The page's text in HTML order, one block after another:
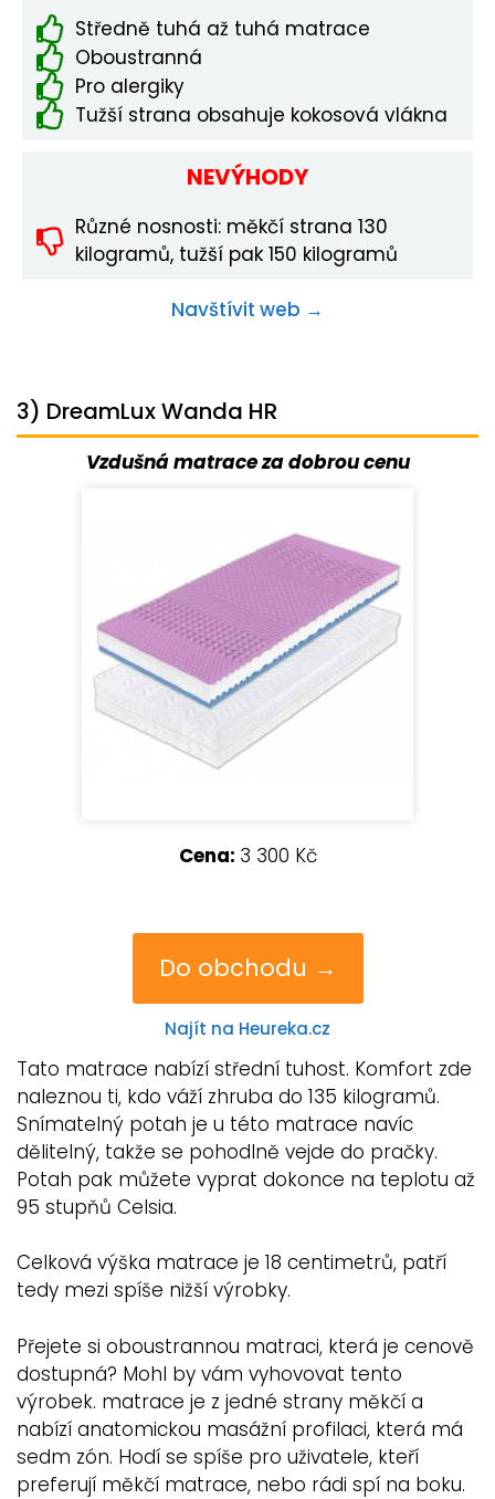
Středně tuhá až tuhá matrace
Oboustranná
Pro alergiky
Tužší strana obsahuje kokosová vlákna
NEVÝHODY
Různé nosnosti: měkčí strana 130
kilogramů, tužší pak 150 kilogramů
Navštívit web →
3) DreamLux Wanda HR
Vzdušná matrace za dobrou cenu
Cena: 3 300 Kč
Do obchodu →
Najít na Heureka.cz
Tato matrace nabízí střední tuhost. Komfort zde
naleznou ti, kdo váží zhruba do 135 kilogramů.
Snímatelný potah je u této matrace navíc
dělitelný, takže se pohodlně vejde do pračky.
Potah pak můžete vyprat dokonce na teplotu až
95 stupňů Celsia.
Celková výška matrace je 18 centimetrů, patří
tedy mezi spíše nižší výrobky.
Přejete si oboustrannou matraci, která je cenově
dostupná? Mohl by vám vyhovovat tento
výrobek. matrace je z jedné strany měkčí a
nabízí anatomickou masážní profilaci, která má
sedm zón. Hodí se spíše pro uživatele, kteří
preferují měkčí matrace, nebo rádi spí na boku.